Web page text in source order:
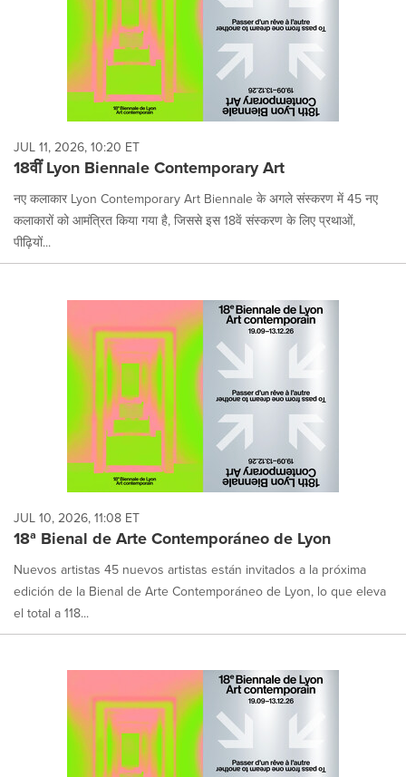
JUL 11, 2026, 10:20 ET
18वीं Lyon Biennale Contemporary Art
नए कलाकार Lyon Contemporary Art Biennale के अगले संस्करण में 45 नए
कलाकारों को आमंत्रित किया गया है, जिससे इस 18वें संस्करण के लिए प्रथाओं,
पीढ़ियों...
JUL 10, 2026, 11:08 ET
18ª Bienal de Arte Contemporáneo de Lyon
Nuevos artistas 45 nuevos artistas están invitados a la próxima
edición de la Bienal de Arte Contemporáneo de Lyon, lo que eleva
el total a 118...